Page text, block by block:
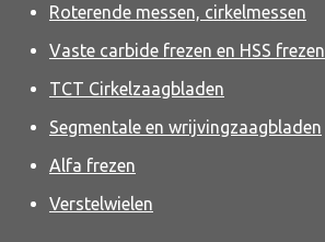
Roterende messen, cirkelmessen
Vaste carbide frezen en HSS frezen
TCT Cirkelzaagbladen
Segmentale en wrijvingzaagbladen
Alfa frezen
Verstelwielen